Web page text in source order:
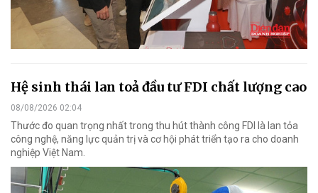
Hệ sinh thái lan toả đầu tư FDI chất lượng cao
08/08/2026 02:04
Thước đo quan trọng nhất trong thu hút thành công FDI là lan tỏa
công nghệ, năng lực quản trị và cơ hội phát triển tạo ra cho doanh
nghiệp Việt Nam.